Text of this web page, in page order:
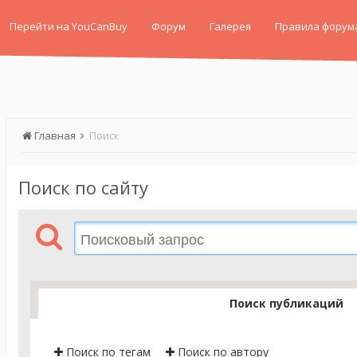
Перейти на YouCanBuy Форум Галерея Правила
Главная Поиск
Поиск по сайту
Поиск публикаций
Поиск по тегам Поиск по автору